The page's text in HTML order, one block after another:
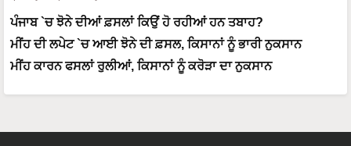
ਪੰਜਾਬ `ਚ ਝੋਨੇ ਦੀਆਂ ਫ਼ਸਲਾਂ ਕਿਉਂ ਹੋ ਰਹੀਆਂ ਹਨ ਤਬਾਹ?
ਮੀਂਹ ਦੀ ਲਪੇਟ `ਚ ਆਈ ਝੋਨੇ ਦੀ ਫ਼ਸਲ, ਕਿਸਾਨਾਂ ਨੂੰ ਭਾਰੀ ਨੁਕਸਾਨ
ਮੀਂਹ ਕਾਰਨ ਫਸਲਾਂ ਰੁਲੀਆਂ, ਕਿਸਾਨਾਂ ਨੂੰ ਕਰੋੜਾ ਦਾ ਨੁਕਸਾਨ